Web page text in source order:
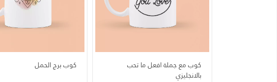
كوب مع جملة افعل ما تحب
بالانجليزي
كوب برج الحمل